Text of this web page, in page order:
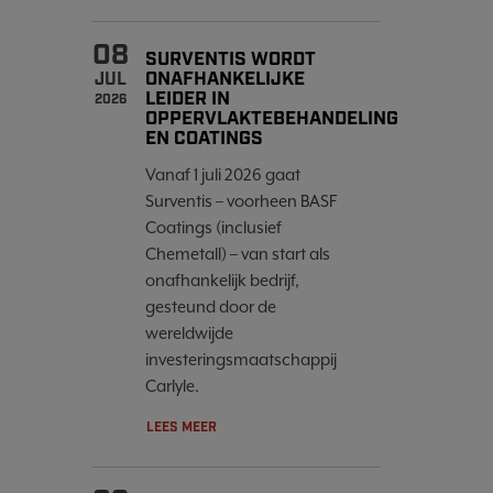
08
JUL
2026
SURVENTIS WORDT
ONAFHANKELIJKE
LEIDER IN
OPPERVLAKTEBEHANDELING
EN COATINGS
Vanaf 1 juli 2026 gaat
Surventis – voorheen BASF
Coatings (inclusief
Chemetall) – van start als
onafhankelijk bedrijf,
gesteund door de
wereldwijde
investeringsmaatschappij
Carlyle.
LEES MEER